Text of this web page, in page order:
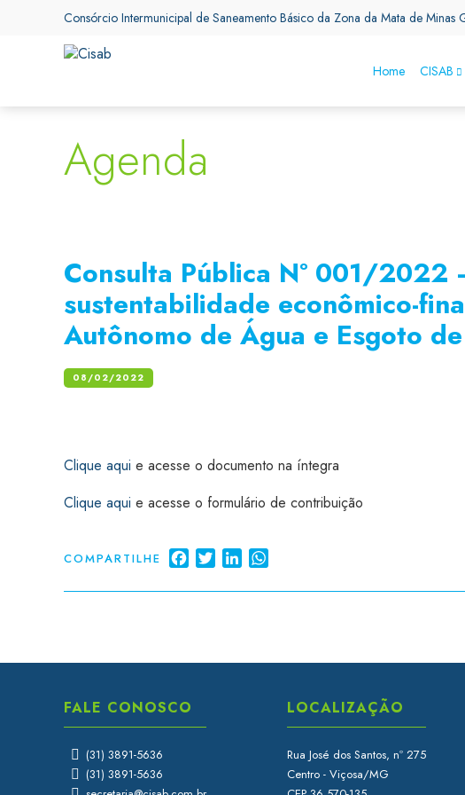
Consórcio Intermunicipal de Saneamento Básico da Zona da Mata de Minas
Home CISAB
Agenda
Consulta Pública Nº 001/2022
sustentabilidade econômico-
Autônomo de Água e Esgoto
08/02/2022
Clique aqui e acesse o documento na íntegra
Clique aqui e acesse o formulário de contribuição
COMPARTILHE FacebookTwitterLinkedIn
FALE CONOSCO
(31) 3891-5636
(31) 3891-5636
LOCALIZAÇÃO
Rua José dos Santos, nº 275
Centro - Viçosa/MG